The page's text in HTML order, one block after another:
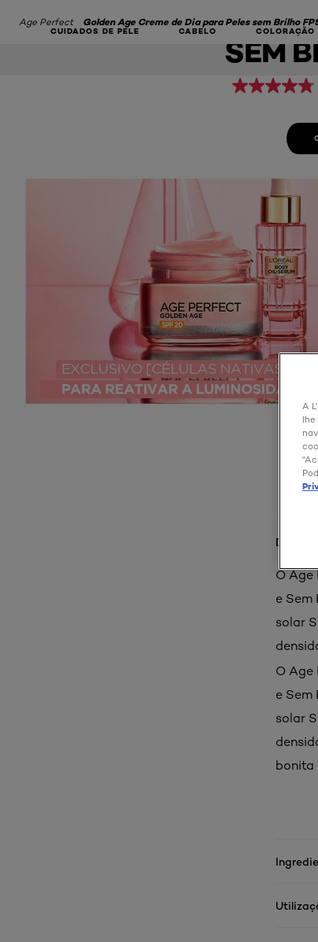
CUIDADOS DE PELE CABELO COLORAÇÃO
DE
SEM
O Age
e
solar
O Age
e
solar
bonita
Age Perfect Golden Age Creme de Dia para Peles sem Brilho
A
lhe